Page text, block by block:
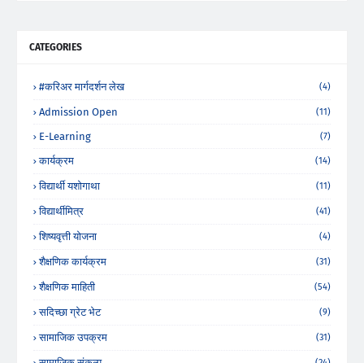
CATEGORIES
#करिअर मार्गदर्शन लेख (4)
Admission Open (11)
E-Learning (7)
कार्यक्रम (14)
विद्यार्थी यशोगाथा (11)
विद्यार्थीमित्र (41)
शिष्यवृत्ती योजना (4)
शैक्षणिक कार्यक्रम (31)
शैक्षणिक माहिती (54)
सदिच्छा ग्रेट भेट (9)
सामाजिक उपक्रम (31)